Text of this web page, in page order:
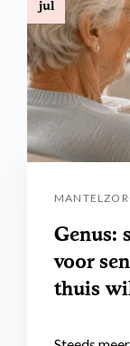
jul
Genus:
voor
thuis